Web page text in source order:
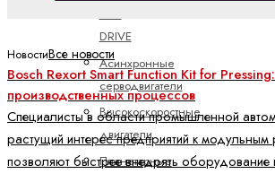
DRIVE
Асинхронные
серводвигатели
Высокоскоростные
двигатели
Планетарные
НовостиВсе новости
Bosch Rexort Smart Function Kit for
производственных процессов
Специалисты в области промышленной
растущий интерес предприятий к
позволяют быстрее внедрять оборудование